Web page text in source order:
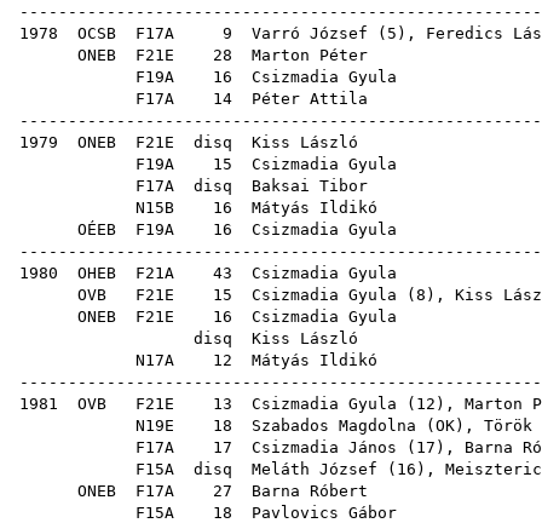
1978 OCSB F17A 9 Varró József ( 5 ), Feredics
ONEB F21E 28
Marton Péter
F19A 16
Csizmadia Gyula
F17A 14
Péter Attila
1979 ONEB F21E disq
Kiss László
F19A 15
Csizmadia Gyula
F17A disq
Baksai Tibor
N15B 16
Mátyás Ildikó
OÉEB F19A 16
Csizmadia Gyula
1980 OHEB F21A 43
Csizmadia Gyula
OVB F21E 15 Csizmadia Gyula ( 8 ), Kiss
ONEB F21E 16
Csizmadia Gyula
disq
Kiss László
N17A 12
Mátyás Ildikó
1981 OVB F21E 13 Csizmadia Gyula ( 12 ), Marton
N19E 18 Szabados Magdolna ( OK), Török
F17A 17 Csizmadia János ( 17 ), Barna
F15A disq Meláth József ( 16 ),
ONEB F17A 27
Barna Róbert
F15A 18
Pavlovics Gábor